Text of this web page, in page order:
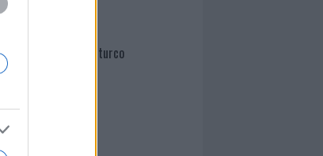
Martina Agostina Diturco